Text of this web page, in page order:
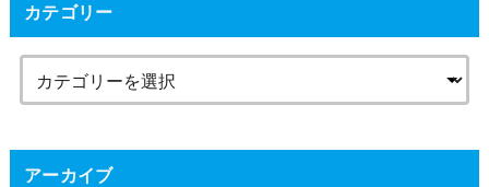
カテゴリー
アーカイブ